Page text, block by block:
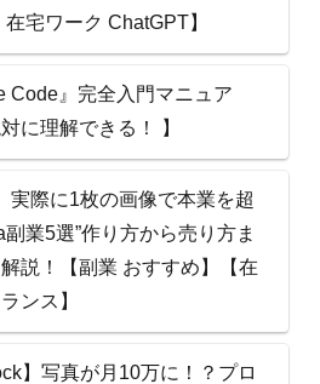
宅ワーク ChatGPT】
Code』完全入門マニュア
に理解できる！ 】
実際に1枚の画像で本業を超
業5選”作り方から売り方ま
説！【副業 おすすめ】【在
ンス】
】写真が月10万に！？プロ